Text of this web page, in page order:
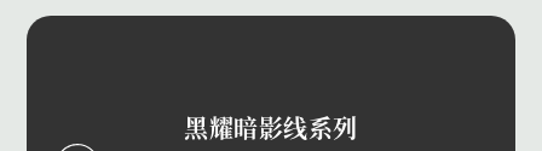
黑耀暗影线系列